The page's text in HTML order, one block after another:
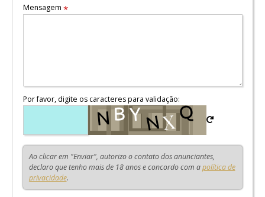
Mensagem *
Por favor, digite os caracteres para validação:
Ao clicar em "Enviar", autorizo o contato dos anunciantes,
declaro que tenho mais de 18 anos e concordo com apolítica de
privacidade.